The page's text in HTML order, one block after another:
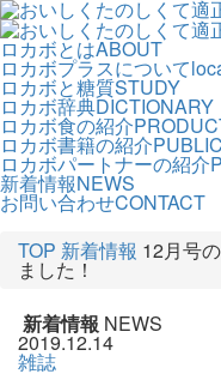
ロカボとはABOUT
ロカボプラスについて
ロカボと糖質STUDY
ロカボ辞典DICTIONARY
ロカボ食の紹介
ロカボ書籍の紹介
ロカボパートナーの紹介
新着情報NEWS
お問い合わせCONTACT
TOP 新着情報 12月号
ました！
新着情報 NEWS
2019.12.14
雑誌